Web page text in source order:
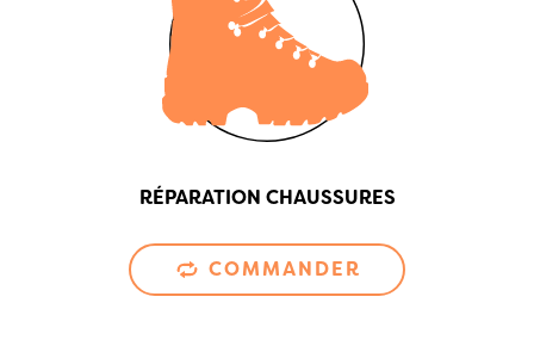
RÉPARATION CHAUSSURES
COMMANDER